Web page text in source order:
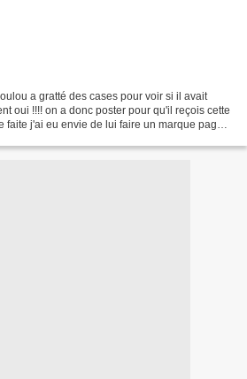
a gratté des cases pour voir si il avait
oui !!!! on a donc poster pour qu'il reçois cette
j'ai eu envie de lui faire un marque page